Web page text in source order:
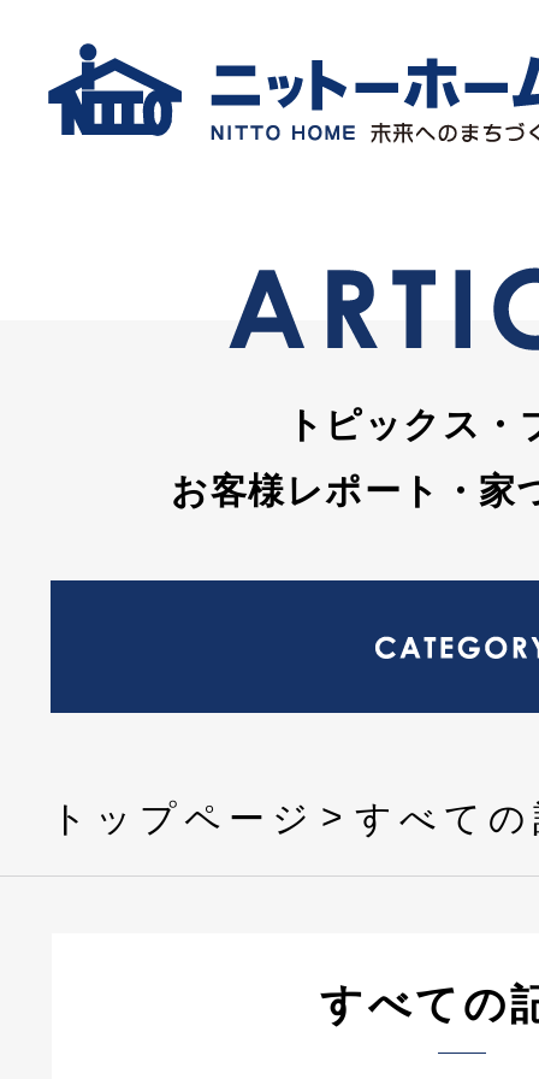
トピックス・
お客様レポート・家
トップページ すべて
すべての